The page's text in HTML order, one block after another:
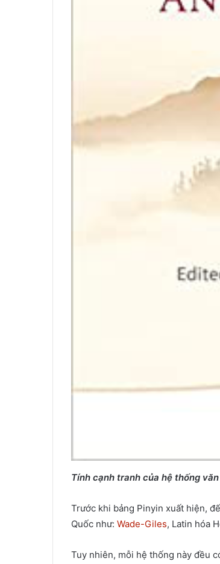
Tính cạnh tranh của hệ thống
Trước khi bảng Pinyin xuất hiện,
Quốc như: Wade-Giles, Latin hóa
Tuy nhiên, mỗi hệ thống này đều